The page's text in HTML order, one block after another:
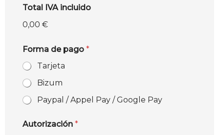
Total IVA incluido
0,00 €
Forma de pago *
Tarjeta
Bizum
Paypal / Appel Pay / Google Pay
Autorización *